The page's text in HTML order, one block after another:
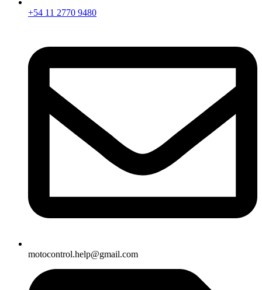
+54 11 2770 9480
motocontrol.help@gmail.com